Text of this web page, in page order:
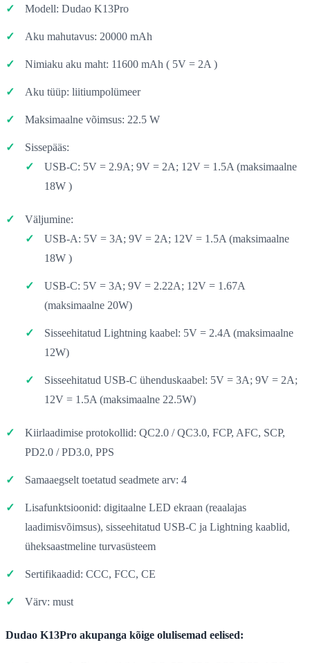
Modell: Dudao K13Pro
Aku mahutavus: 20000 mAh
Nimiaku aku maht: 11600 mAh ( 5V = 2A )
Aku tüüp: liitiumpolümeer
Maksimaalne võimsus: 22.5 W
Sissepääs:
USB-C: 5V = 2.9A; 9V = 2A; 12V = 1.5A (maksimaalne
18W )
Väljumine:
USB-A: 5V = 3A; 9V = 2A; 12V = 1.5A (maksimaalne
18W )
USB-C: 5V = 3A; 9V = 2.22A; 12V = 1.67A
(maksimaalne 20W)
Sisseehitatud Lightning kaabel: 5V = 2.4A (maksimaalne
12W)
Sisseehitatud USB-C ühenduskaabel: 5V = 3A; 9V = 2A;
12V = 1.5A (maksimaalne 22.5W)
Kiirlaadimise protokollid: QC2.0 / QC3.0, FCP, AFC, SCP,
PD2.0 / PD3.0, PPS
Samaaegselt toetatud seadmete arv: 4
Lisafunktsioonid: digitaalne LED ekraan (reaalajas
laadimisvõimsus), sisseehitatud USB-C ja Lightning kaablid,
üheksaastmeline turvasüsteem
Sertifikaadid: CCC, FCC, CE
Värv: must
Dudao K13Pro akupanga kõige olulisemad eelised: